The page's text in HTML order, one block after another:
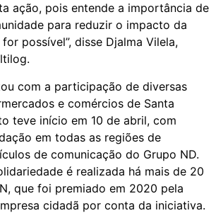
ação, pois entende a importância de
para reduzir o impacto da
possível”, disse Djalma Vilela,
com a participação de diversas
e comércios de Santa
teve início em 10 de abril, com
em todas as regiões de
de comunicação do Grupo ND.
é realizada há mais de 20
que foi premiado em 2020 pela
cidadã por conta da iniciativa.